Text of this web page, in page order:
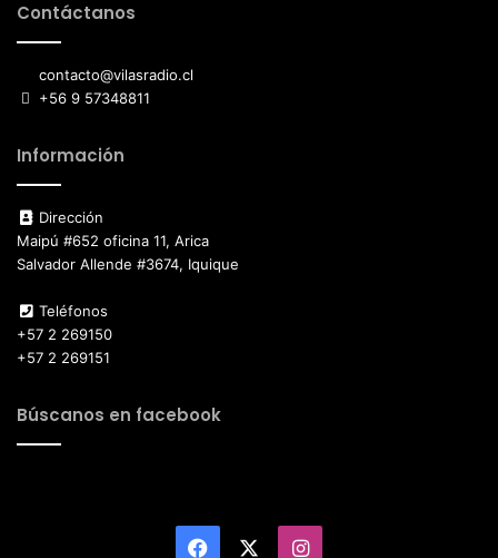
Contáctanos
contacto@vilasradio.cl
+56 9 57348811
Información
Dirección
Maipú #652 oficina 11, Arica
Salvador Allende #3674, Iquique
Teléfonos
+57 2 269150
+57 2 269151
Búscanos en facebook
Facebook Instagram